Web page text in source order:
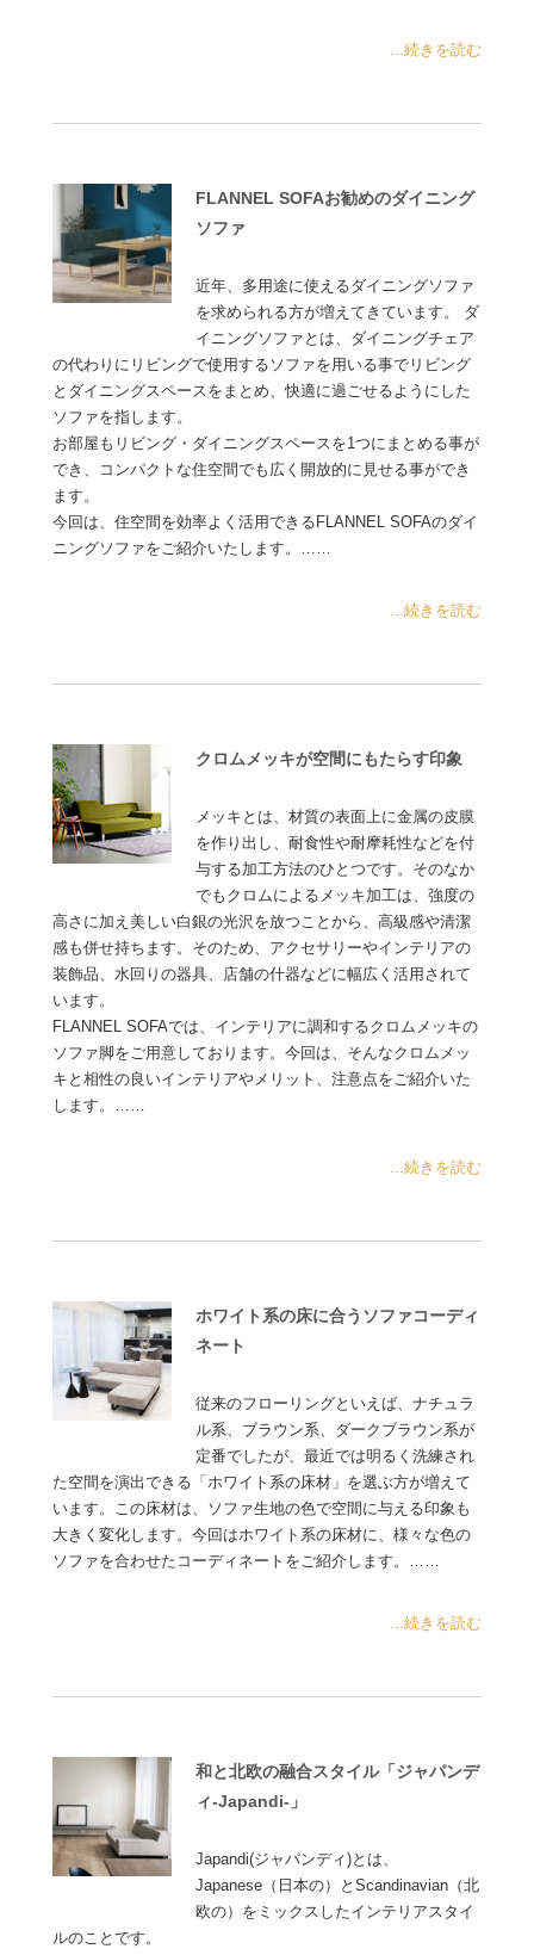
...続きを読む
FLANNEL SOFAお勧めのダイニング
ソファ
近年、多用途に使えるダイニングソファ
を求められる方が増えてきています。 ダ
イニングソファとは、ダイニングチェア
の代わりにリビングで使用するソファを用いる事でリビング
とダイニングスペースをまとめ、快適に過ごせるようにした
ソファを指します。
お部屋もリビング・ダイニングスペースを1つにまとめる事が
でき、コンパクトな住空間でも広く開放的に見せる事ができ
ます。
今回は、住空間を効率よく活用できるFLANNEL SOFAのダイ
ニングソファをご紹介いたします。……
...続きを読む
クロムメッキが空間にもたらす印象
メッキとは、材質の表面上に金属の皮膜
を作り出し、耐食性や耐摩耗性などを付
与する加工方法のひとつです。そのなか
でもクロムによるメッキ加工は、強度の
高さに加え美しい白銀の光沢を放つことから、高級感や清潔
感も併せ持ちます。そのため、アクセサリーやインテリアの
装飾品、水回りの器具、店舗の什器などに幅広く活用されて
います。
FLANNEL SOFAでは、インテリアに調和するクロムメッキの
ソファ脚をご用意しております。今回は、そんなクロムメッ
キと相性の良いインテリアやメリット、注意点をご紹介いた
します。……
...続きを読む
ホワイト系の床に合うソファコーディ
ネート
従来のフローリングといえば、ナチュラ
ル系、ブラウン系、ダークブラウン系が
定番でしたが、最近では明るく洗練され
た空間を演出できる「ホワイト系の床材」を選ぶ方が増えて
います。この床材は、ソファ生地の色で空間に与える印象も
大きく変化します。今回はホワイト系の床材に、様々な色の
ソファを合わせたコーディネートをご紹介します。……
...続きを読む
和と北欧の融合スタイル「ジャパンデ
ィ-Japandi-」
Japandi(ジャパンディ)とは、
Japanese（日本の）とScandinavian（北
欧の）をミックスしたインテリアスタイ
ルのことです。